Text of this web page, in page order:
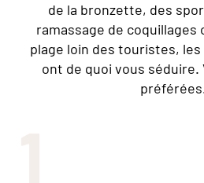
de la bronzette, des
ramassage de coquillages
plage loin des touristes,
ont de quoi vous séduire.